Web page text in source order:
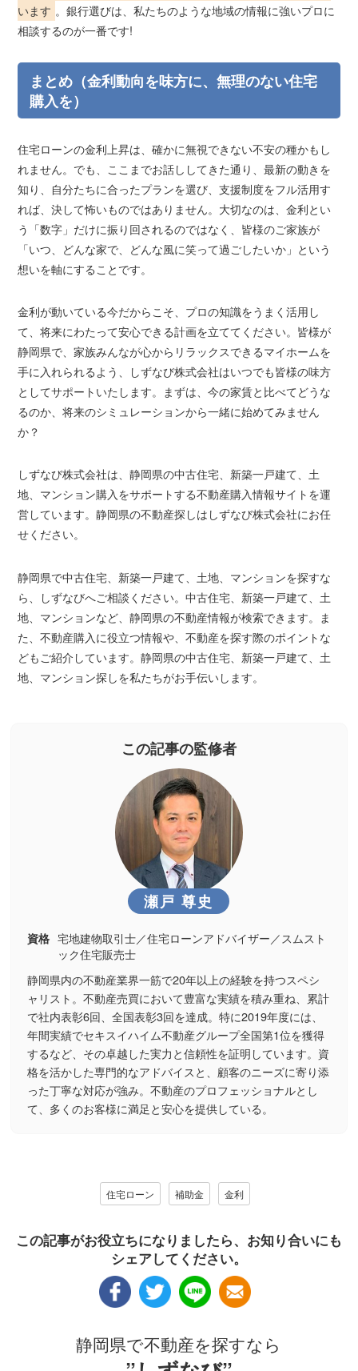
います 。銀行選びは、私たちのような地域の情報に強いプロに
相談するのが一番です!
まとめ（金利動向を味方に、無理のない住宅
購入を）
住宅ローンの金利上昇は、確かに無視できない不安の種かもし
れません。でも、ここまでお話ししてきた通り、最新の動きを
知り、自分たちに合ったプランを選び、支援制度をフル活用す
れば、決して怖いものではありません。大切なのは、金利とい
う「数字」だけに振り回されるのではなく、皆様のご家族が
「いつ、どんな家で、どんな風に笑って過ごしたいか」という
想いを軸にすることです。
金利が動いている今だからこそ、プロの知識をうまく活用し
て、将来にわたって安心できる計画を立ててください。皆様が
静岡県で、家族みんなが心からリラックスできるマイホームを
手に入れられるよう、しずなび株式会社はいつでも皆様の味方
としてサポートいたします。まずは、今の家賃と比べてどうな
るのか、将来のシミュレーションから一緒に始めてみません
か？
しずなび株式会社は、静岡県の中古住宅、新築一戸建て、土
地、マンション購入をサポートする不動産購入情報サイトを運
営しています。静岡県の不動産探しはしずなび株式会社にお任
せください。
静岡県で中古住宅、新築一戸建て、土地、マンションを探すな
ら、しずなびへご相談ください。中古住宅、新築一戸建て、土
地、マンションなど、静岡県の不動産情報が検索できます。ま
た、不動産購入に役立つ情報や、不動産を探す際のポイントな
どもご紹介しています。静岡県の中古住宅、新築一戸建て、土
地、マンション探しを私たちがお手伝いします。
この記事の監修者
瀬戸 尊史
資格 宅地建物取引士／住宅ローンアドバイザー／スムスト
ック住宅販売士
静岡県内の不動産業界一筋で20年以上の経験を持つスペシ
ャリスト。不動産売買において豊富な実績を積み重ね、累計
で社内表彰6回、全国表彰3回を達成。特に2019年度には、
年間実績でセキスイハイム不動産グループ全国第1位を獲得
するなど、その卓越した実力と信頼性を証明しています。資
格を活かした専門的なアドバイスと、顧客のニーズに寄り添
った丁寧な対応が強み。不動産のプロフェッショナルとし
て、多くのお客様に満足と安心を提供している。
住宅ローン 補助金 金利
この記事がお役立ちになりましたら、お知り合いにも
シェアしてください。
静岡県で不動産を探すなら